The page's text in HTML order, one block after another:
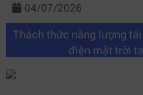
04/07/2026
Thách thức năng lượng
điện mặt trời